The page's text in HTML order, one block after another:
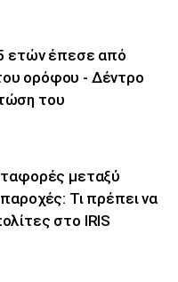
ετών έπεσε από
ορόφου - Δέντρο
του
μεταξύ
Τι πρέπει να
στο IRIS